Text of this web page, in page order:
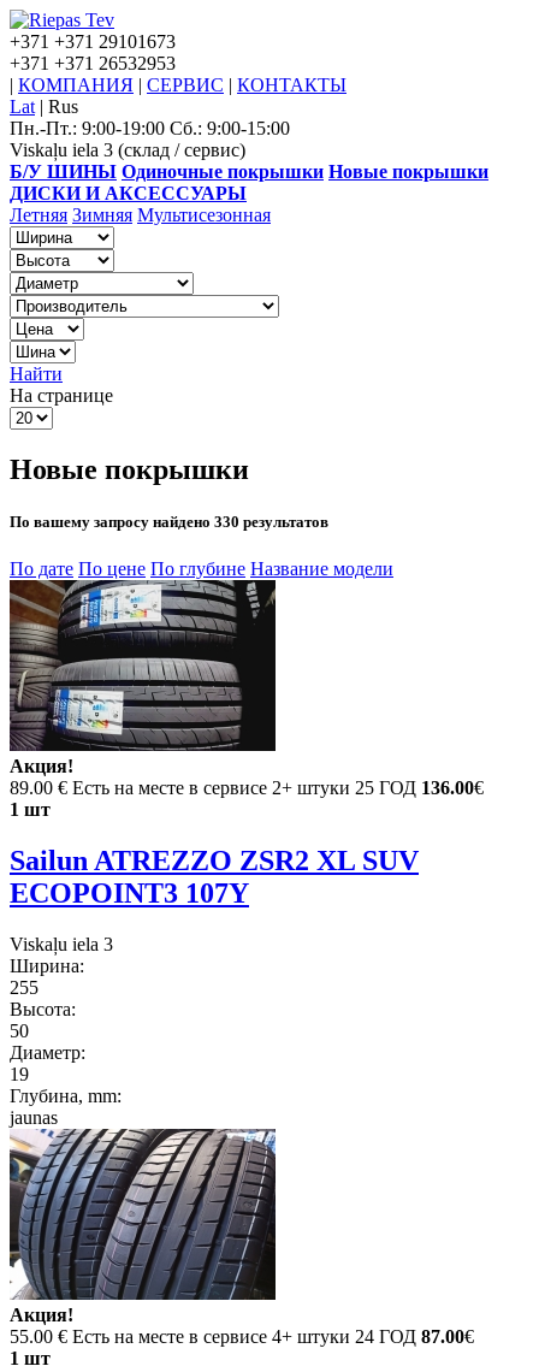
+371 +371 29101673
+371 +371 26532953
| КОМПАНИЯ | СЕРВИС | КОНТАКТЫ
Lat | Rus
Пн.-Пт.: 9:00-19:00 Сб.: 9:00-15:00
Viskaļu iela 3 (склад / сервис)
Б/У ШИНЫ Одиночные покрышки Новые покрышки
ДИСКИ И АКСЕССУАРЫ
Летняя Зимняя Мультисезонная
Найти
На странице
Новые покрышки
По вашему запросу найдено 330 результатов
По дате По цене По глубине Название модели
Акция!
89.00 € Есть на месте в сервисе 2+ штуки 25 ГОД 136.00€
1 шт
Sailun ATREZZO ZSR2 XL SUV
ECOPOINT3 107Y
Viskaļu iela 3
Ширина:
255
Высота:
50
Диаметр:
19
Глубина, mm:
jaunas
Акция!
55.00 € Есть на месте в сервисе 4+ штуки 24 ГОД 87.00€
1 шт